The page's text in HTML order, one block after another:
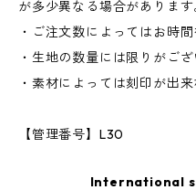
が多少異なる場合があります
・ご注文数によってはお時
・生地の数量には限りがござ
・素材によっては刻印が出
【管理番号】L30
International